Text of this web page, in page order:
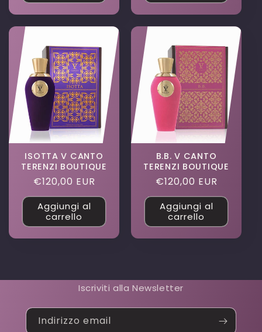
ISOTTA V CANTO
TERENZI BOUTIQUE
Prezzo
di
listino
€120,00 EUR
Aggiungi al
carrello
B.B. V CANTO
TERENZI BOUTIQUE
Prezzo
di
listino
€120,00 EUR
Aggiungi al
carrello
Iscriviti alla Newsletter
Indirizzo email